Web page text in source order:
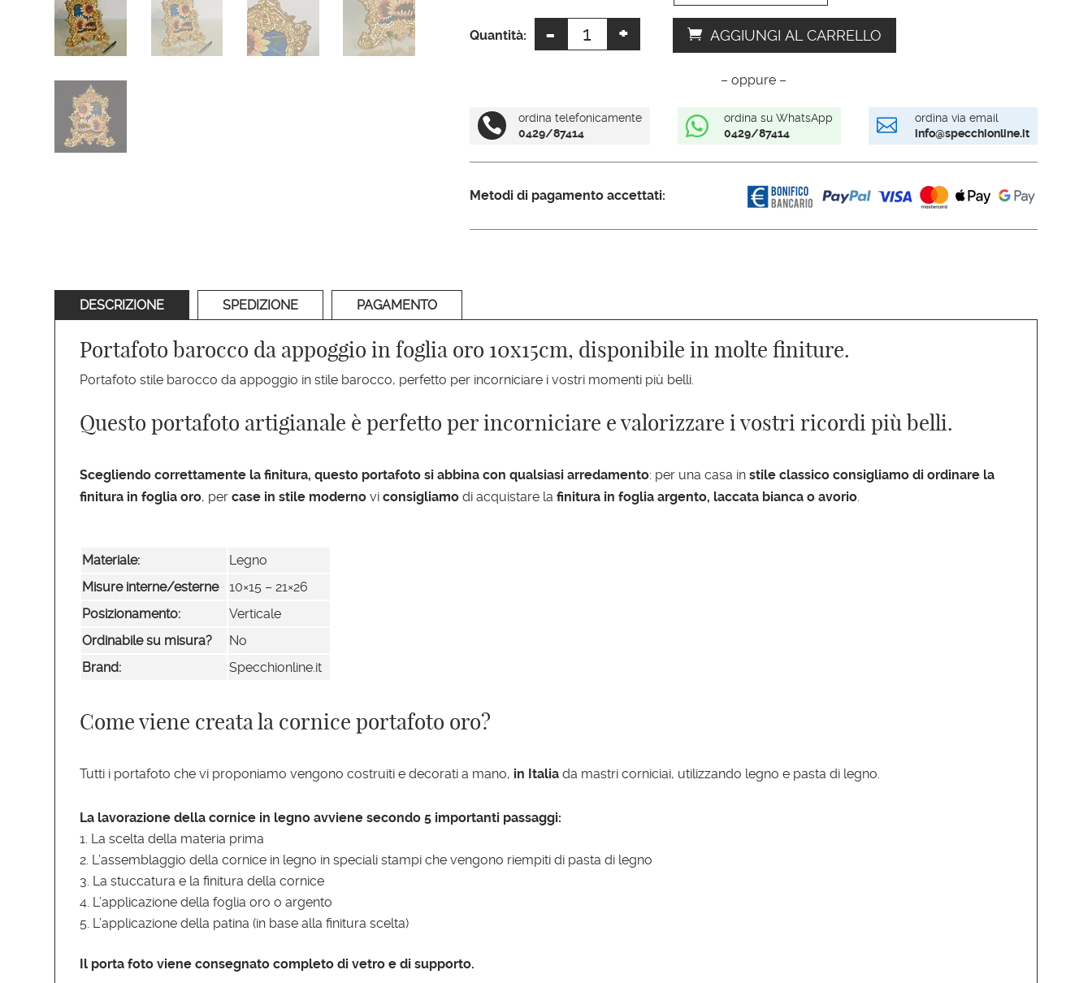
Quantità: -
Portafoto
barocco
+ AGGIUNGI AL CARRELLO
e
– oppure –

ordina telefonicamente
0429/87414

ordina su WhatsApp
0429/87414

ordina via email
info@specchionline.it
Metodi di pagamento accettati:
DESCRIZIONE SPEDIZIONE PAGAMENTO
Portafoto barocco da appoggio in foglia oro 10x15cm, disponibile in molte finiture.
Portafoto stile barocco da appoggio in stile barocco, perfetto per incorniciare i vostri momenti più belli.
Questo portafoto artigianale è perfetto per incorniciare e valorizzare i vostri ricordi più belli.
Scegliendo correttamente la finitura, questo portafoto si abbina con qualsiasi arredamento: per una casa in stile classico consigliamo di ordinare la
finitura in foglia oro, per case in stile modernoviconsigliamo di acquistare la finitura in foglia argento, laccata bianca o avorio.
Materiale:
Legno
Misure interne/esterne
10×15 – 21×26
Posizionamento:
Verticale
Ordinabile su misura?
No
Brand:
Specchionline.it
Come viene creata la cornice portafoto oro?
Tutti i portafoto che vi proponiamo vengono costruiti e decorati a mano, in Italia da mastri corniciai, utilizzando legno e pasta di legno.
La lavorazione della cornice in legno avviene secondo 5 importanti passaggi:
La scelta della materia prima
L’assemblaggio della cornice in legno in speciali stampi che vengono riempiti di pasta di legno
La stuccatura e la finitura della cornice
L’applicazione della foglia oro o argento
L’applicazione della patina (in base alla finitura scelta)
Il porta foto viene consegnato completo di vetro e di supporto.